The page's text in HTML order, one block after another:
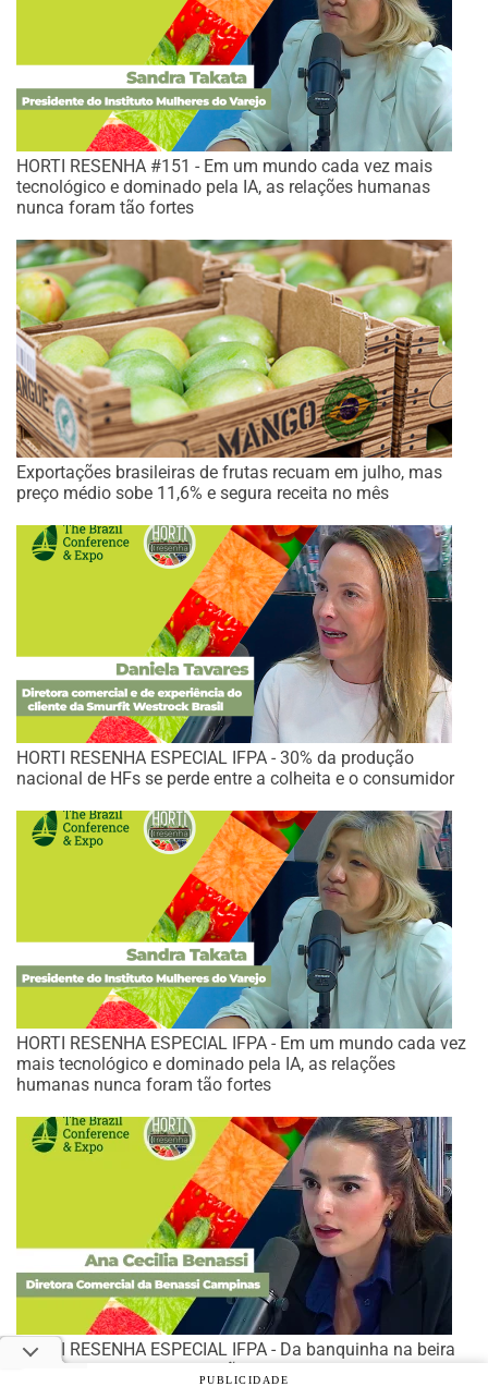
HORTI RESENHA #151 - Em um mundo cada vez mais
tecnológico e dominado pela IA, as relações humanas
nunca foram tão fortes
Exportações brasileiras de frutas recuam em julho, mas
preço médio sobe 11,6% e segura receita no mês
HORTI RESENHA ESPECIAL IFPA - 30% da produção
nacional de HFs se perde entre a colheita e o consumidor
HORTI RESENHA ESPECIAL IFPA - Em um mundo cada vez
mais tecnológico e dominado pela IA, as relações
humanas nunca foram tão fortes
HORTI RESENHA ESPECIAL IFPA - Da banquinha na beira
da estrada para a distribuição nacional de frutas
PUBLICIDADE